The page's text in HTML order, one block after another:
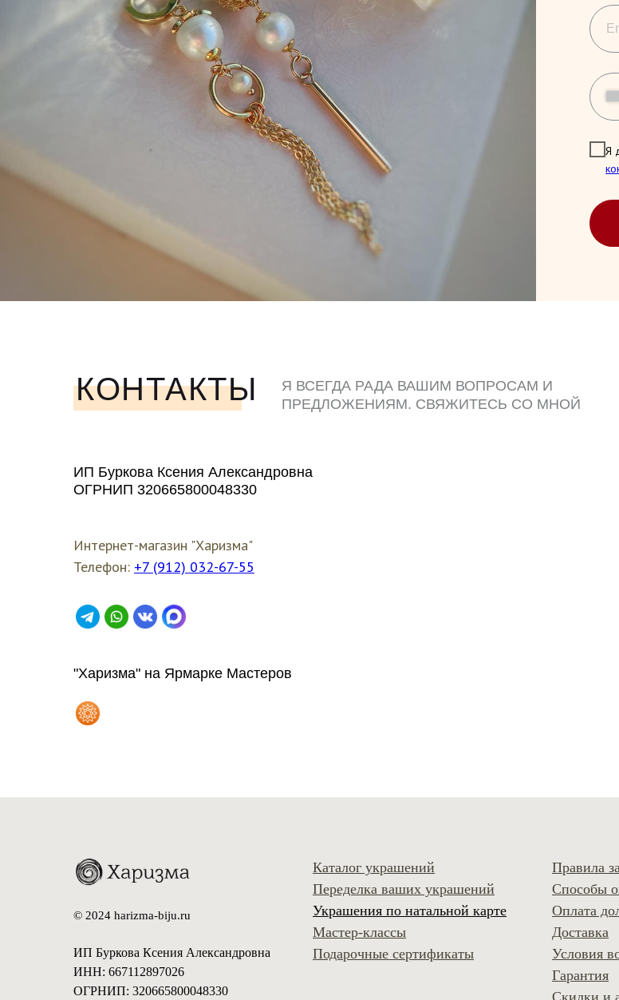
Я
Я ВСЕГДА РАДА ВАШИМ ВОПРОСАМ И
ПРЕДЛОЖЕНИЯМ. СВЯЖИТЕСЬ СО МНОЙ
КОНТАКТЫ
ИП Буркова Ксения Александровна
ОГРНИП 320665800048330
Интернет-магазин "Харизма"
Телефон: +7 (912) 032-67-55
"Харизма" на Ярмарке Мастеров
© 2024 harizma-biju.ru
ИП Буркова Ксения Александровна
ИНН: 667112897026
ОГРНИП: 320665800048330
Каталог украшений
Переделка ваших украшений
Украшения по натальной карте
Мастер-классы
Подарочные сертификаты
Правила
Способы
Оплата
Доставка
Условия
Гарантия
Скидки и